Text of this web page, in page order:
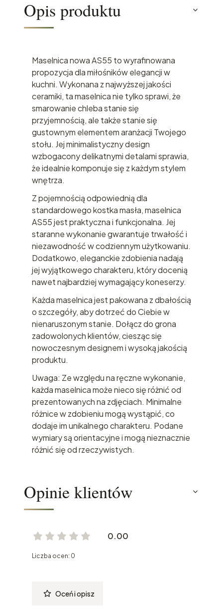
Opis produktu
Maselnica nowa AS55 to wyrafinowana
propozycja dla miłośników elegancji w
kuchni. Wykonana z najwyższej jakości
ceramiki, ta maselnica nie tylko sprawi, że
smarowanie chleba stanie się
przyjemnością, ale także stanie się
gustownym elementem aranżacji Twojego
stołu. Jej minimalistyczny design
wzbogacony delikatnymi detalami sprawia,
że idealnie komponuje się z każdym stylem
wnętrza.
Z pojemnością odpowiednią dla
standardowego kostka masła, maselnica
AS55 jest praktyczna i funkcjonalna. Jej
staranne wykonanie gwarantuje trwałość i
niezawodność w codziennym użytkowaniu.
Dodatkowo, eleganckie zdobienia nadają
jej wyjątkowego charakteru, który docenią
nawet najbardziej wymagający koneserzy.
Każda maselnica jest pakowana z dbałością
o szczegóły, aby dotrzeć do Ciebie w
nienaruszonym stanie. Dołącz do grona
zadowolonych klientów, ciesząc się
nowoczesnym designem i wysoką jakością
produktu.
Uwaga: Ze względu na ręczne wykonanie,
każda maselnica może nieco się różnić od
prezentowanych na zdjęciach. Minimalne
różnice w zdobieniu mogą wystąpić, co
dodaje im unikalnego charakteru. Podane
wymiary są orientacyjne i mogą nieznacznie
różnić się od rzeczywistych.
Opinie klientów
0.00
Liczba ocen: 0
Oceń i opisz